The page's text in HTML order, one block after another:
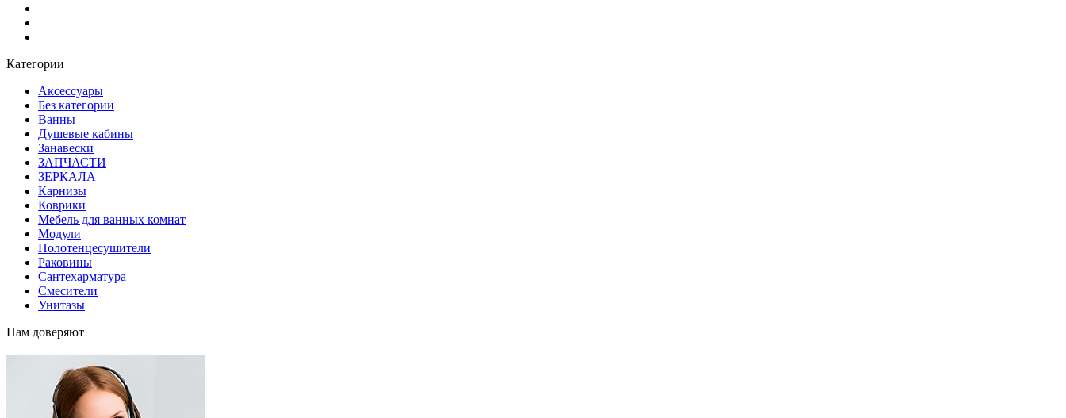
Категории
Аксессуары
Без категории
Ванны
Душевые кабины
Занавески
ЗАПЧАСТИ
ЗЕРКАЛА
Карнизы
Коврики
Мебель для ванных комнат
Модули
Полотенцесушители
Раковины
Сантехарматура
Смесители
Унитазы
Нам доверяют